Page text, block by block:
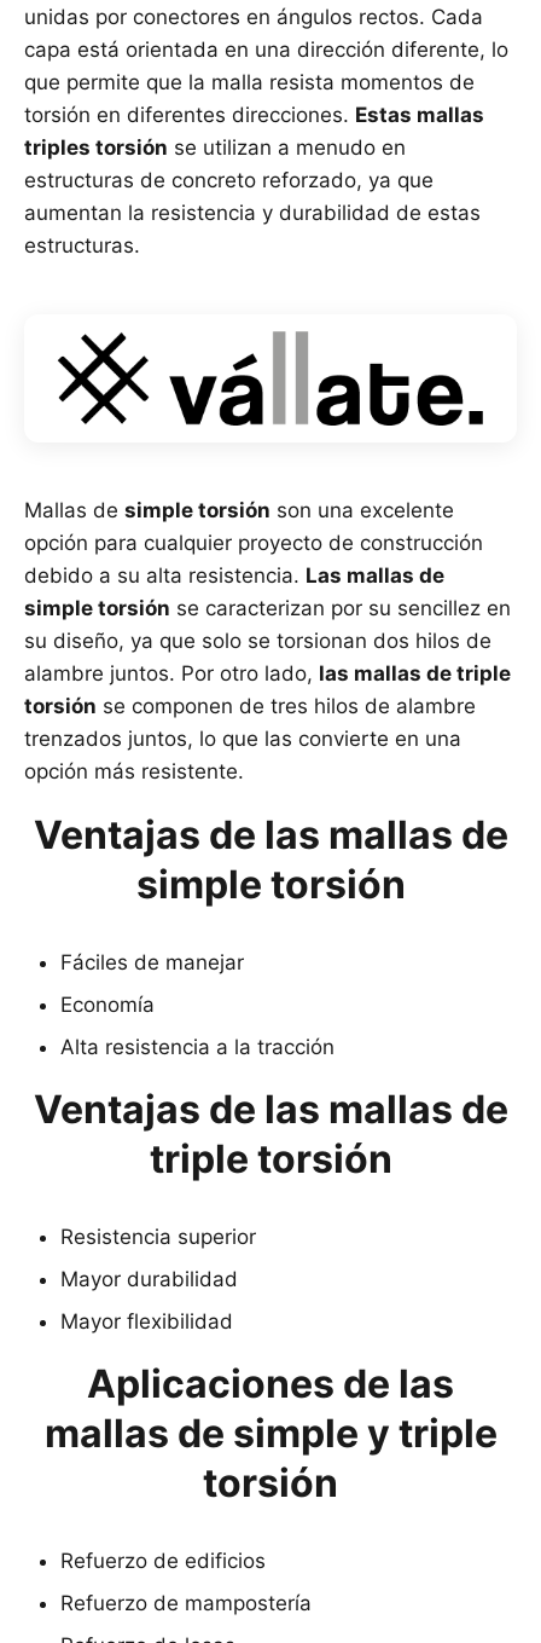
unidas por conectores en ángulos rectos. Cada
capa está orientada en una dirección diferente, lo
que permite que la malla resista momentos de
torsión en diferentes direcciones. Estas mallas
triples torsión se utilizan a menudo en
estructuras de concreto reforzado, ya que
aumentan la resistencia y durabilidad de estas
estructuras.
Mallas de simple torsión son una excelente
opción para cualquier proyecto de construcción
debido a su alta resistencia. Las mallas de
simple torsión se caracterizan por su sencillez en
su diseño, ya que solo se torsionan dos hilos de
alambre juntos. Por otro lado, las mallas de triple
torsión se componen de tres hilos de alambre
trenzados juntos, lo que las convierte en una
opción más resistente.
Ventajas de las mallas de
simple torsión
Fáciles de manejar
Economía
Alta resistencia a la tracción
Ventajas de las mallas de
triple torsión
Resistencia superior
Mayor durabilidad
Mayor flexibilidad
Aplicaciones de las
mallas de simple y triple
torsión
Refuerzo de edificios
Refuerzo de mampostería